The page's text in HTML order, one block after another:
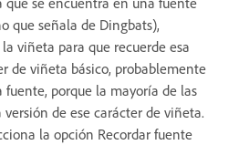
que señala de Dingbats),
viñeta para que recuerde esa
de viñeta básico, probablemente
porque la mayoría de las
de ese carácter de viñeta.
la opción Recordar fuente